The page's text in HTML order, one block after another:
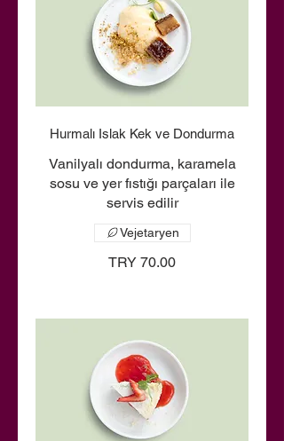
Hurmalı Islak Kek ve Dondurma
Vanilyalı dondurma, karamela
sosu ve yer fıstığı parçaları ile
servis edilir
TRY 70.00
Vejetaryen